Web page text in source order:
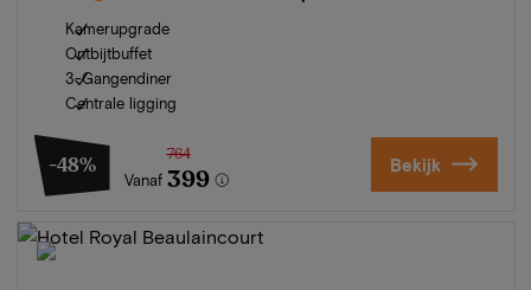
Kamerupgrade
Ontbijtbuffet
3-Gangendiner
Centrale ligging
-48%
Vanaf
764
399 Bekijk